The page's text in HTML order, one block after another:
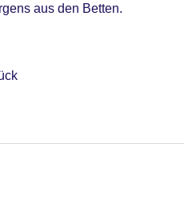
7
79
Express, Diners Club, EC
aus den Betten.